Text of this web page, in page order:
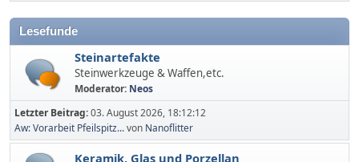
Lesefunde
Steinartefakte
Steinwerkzeuge & Waffen,etc.
Moderator: Neos
Letzter Beitrag:03. August 2026, 18:12:12
Aw: Vorarbeit Pfeilspitz...von Nanoflitter
Keramik, Glas und Porzellan